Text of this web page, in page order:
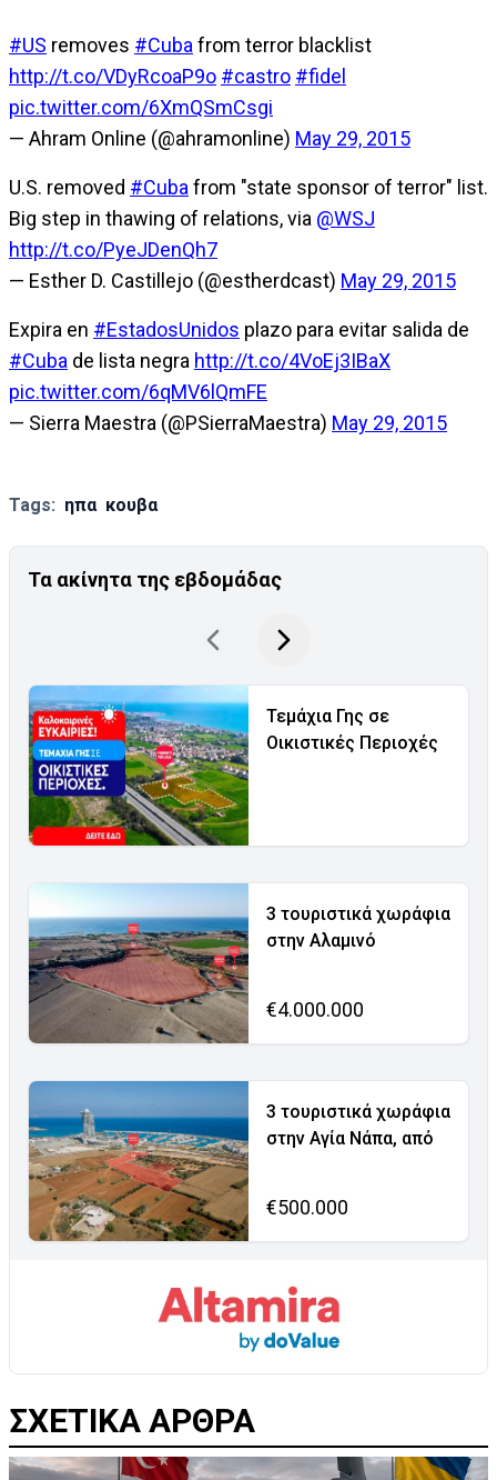
#US removes #Cuba from terror blacklist
http://t.co/VDyRcoaP9o #castro #fidel
pic.twitter.com/6XmQSmCsgi
— Ahram Online (@ahramonline) May 29, 2015
U.S. removed #Cuba from "state sponsor of terror" list.
Big step in thawing of relations, via @WSJ
http://t.co/PyeJDenQh7
— Esther D. Castillejo (@estherdcast) May 29, 2015
Expira en #EstadosUnidos plazo para evitar salida de
#Cuba de lista negra http://t.co/4VoEj3IBaX
pic.twitter.com/6qMV6lQmFE
— Sierra Maestra (@PSierraMaestra) May 29, 2015
Tags: ηπα κουβα
Τα ακίνητα της εβδομάδας
Τεμάχια Γης σε
Οικιστικές Περιοχές
3 τουριστικά χωράφια
στην Αλαμινό
€4.000.000
3 τουριστικά χωράφια
στην Αγία Νάπα, από
€500.000
ΣΧΕΤΙΚΑ ΑΡΘΡΑ